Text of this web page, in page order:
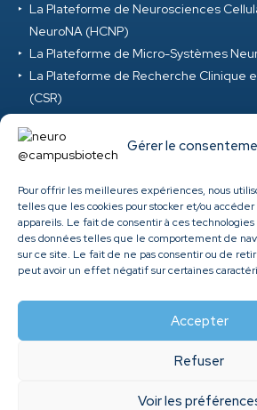
Gérer le
Pour offrir les meilleures expériences, nous
telles que les cookies pour stocker et/ou
appareils. Le fait de consentir à ces
des données telles que le comportement de
sur ce site. Le fait de ne pas consentir ou de
peut avoir un effet négatif sur certaines
Accepter
Refuser
Voir les
La Plateforme de Neurosciences
NeuroNA (HCNP)
La Plateforme de Micro-Systèmes
La Plateforme de Recherche Clinique
(CSR)
(VRD)
La Plateforme de Neurosciences
La Plateforme M-EEG et Neuromod
Biotech
Clinique ambulatoire de santé
HUG
Genome Center
Fondation Campus Biotech